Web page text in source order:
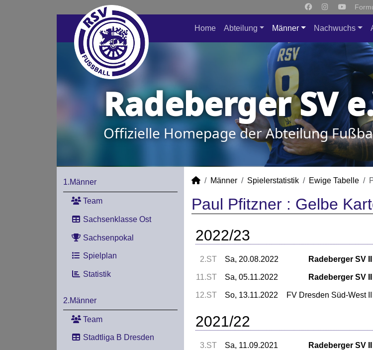
Home Abteilung Männer Nachwuchs
Radeberger SV
Offizielle Homepage der Abteilung
1.Männer
Team
Sachsenklasse Ost
Sachsenpokal
Spielplan
Statistik
2.Männer
Team
Stadtliga B Dresden
Männer Spielerstatistik Ewige Tabelle
Paul Pfitzner : Gelbe
2022/23
2.ST Sa, 20.08.2022 Radeberger SV II
11.ST Sa, 05.11.2022 Radeberger SV II
12.ST So, 13.11.2022 FV Dresden Süd-West II
2021/22
3.ST Sa, 11.09.2021 Radeberger SV II